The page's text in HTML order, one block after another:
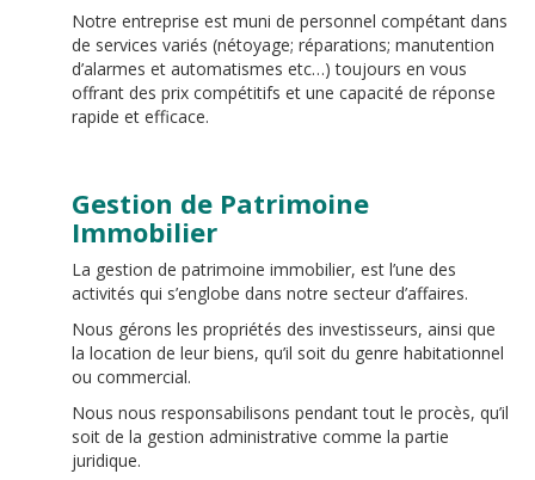
Notre entreprise est muni de personnel compétant dans
de services variés (nétoyage; réparations; manutention
d’alarmes et automatismes etc…) toujours en vous
offrant des prix compétitifs et une capacité de réponse
rapide et efficace.
Gestion de Patrimoine
Immobilier
La gestion de patrimoine immobilier, est l’une des
activités qui s’englobe dans notre secteur d’affaires.
Nous gérons les propriétés des investisseurs, ainsi que
la location de leur biens, qu’il soit du genre habitationnel
ou commercial.
Nous nous responsabilisons pendant tout le procès, qu’il
soit de la gestion administrative comme la partie
juridique.